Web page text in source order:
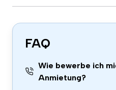
FAQ
Wie bewerbe ich
Anmietung?